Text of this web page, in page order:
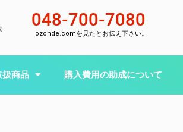
048-700-7080
ozonde.comを見たとお伝え下さい。
扱商品 購入費用の助成について